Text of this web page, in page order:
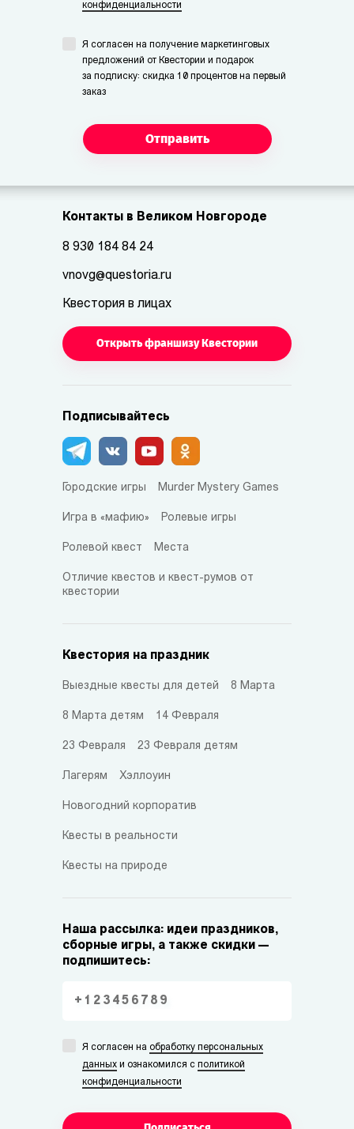
конфиденциальности
Я согласен на получение маркетинговых
предложений от Квестории и подарок
за подписку: скидка 10 процентов на первый
заказ
Отправить
Контакты в Великом Новгороде
8 930 184 84 24
vnovg@questoria.ru
Квестория в лицах
Открыть франшизу Квестории
Подписывайтесь
Городские игры Murder Mystery Games
Игра в «мафию» Ролевые игры
Ролевой квест Места
Отличие квестов и квест-румов от
квестории
Квестория на праздник
Выездные квесты для детей 8 Марта
8 Марта детям 14 Февраля
23 Февраля 23 Февраля детям
Лагерям Хэллоуин
Новогодний корпоратив
Квесты в реальности
Квесты на природе
Наша рассылка: идеи праздников,
сборные игры, а также скидки —
подпишитесь:
Я согласен на обработку персональных
данных и ознакомился с политикой
конфиденциальности